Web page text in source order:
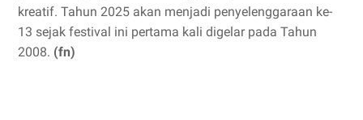
kreatif. Tahun 2025 akan menjadi penyelenggaraan ke-
13 sejak festival ini pertama kali digelar pada Tahun
2008. (fn)